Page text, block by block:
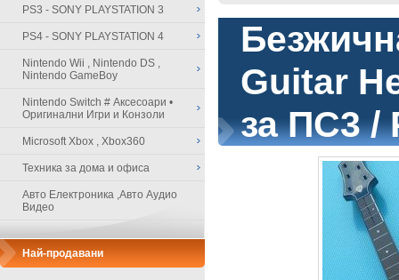
PS3 - SONY PLAYSTATION 3
PS4 - SONY PLAYSTATION 4
Nintendo Wii , Nintendo DS ,
Nintendo GameBoy
Nintendo Switch # Аксесоари •
Оригинални Игри и Конзоли
Microsoft Xbox , Xbox360
Техника за дома и офиса
Авто Електроника ,Авто Аудио
Видео
Най-продавани
Guitar
за ПС3 /